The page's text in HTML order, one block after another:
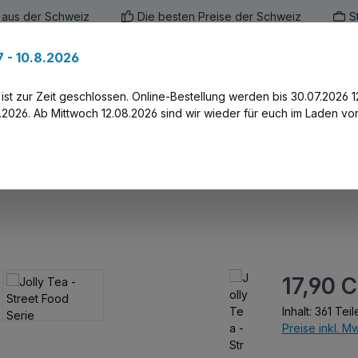
der Schweiz Die besten Preise der Schweiz
Regulärer
17,90
Inhalt: 361
Preise inkl.
- 10.8.2026
zur Zeit geschlossen. Online-Bestellung werden bis 30.07.2026
Ab Mittwoch 12.08.2026 sind wir wieder für euch im Laden vor